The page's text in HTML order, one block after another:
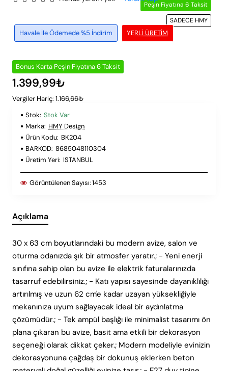
Peşin Fiyatına 6 Taksit
SADECE HMY
YERLI ÜRETIM
Havale İle Ödemede %5 İndirim
Bonus Karta Peşin Fiyatına 6 Taksit
1.399,99₺
Vergiler Hariç: 1.166,66₺
Stok: Stok Var
Marka: HMY Design
Ürün Kodu: BK204
BARKOD: 8685048110304
Üretim Yeri: ISTANBUL
Görüntülenen Sayısı:1453
Açıklama
30 x 63 cm boyutlarındaki bu modern avize, salon ve
oturma odanızda şık bir atmosfer yaratır.; - Yeni enerji
sınıfına sahip olan bu avize ile elektrik faturalarınızda
tasarruf edebilirsiniz.; - Katı yapısı sayesinde dayanıklılığı
artırılmış ve uzun 62 cm'e kadar uzayan yüksekliğiyle
mekanınıza uyum sağlayacak ideal bir aydınlatma
çözümüdür.; - Tek ampül başlığı ile minimalist tasarımı ön
plana çıkaran bu avize, basit ama etkili bir dekorasyon
seçeneği olarak dikkat çeker.; Modern modeliyle evinizin
dekorasyonuna çağdaş bir dokunuş eklerken beton